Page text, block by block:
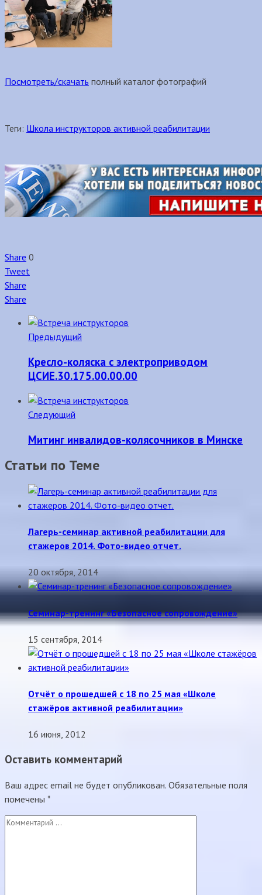
Посмотреть/скачать полный каталог фотографий
Теги: Школа инструкторов активной реабилитации
Share 0
Tweet
Share
Share
Предыдущий
Кресло-коляска с электроприводом
ЦСИЕ.30.175.00.00.00
Следующий
Митинг инвалидов-колясочников в Минске
Статьи по Теме
Лагерь-семинар активной реабилитации для
стажеров 2014. Фото-видео отчет.
20 октября, 2014
Семинар-тренинг «Безопасное сопровождение»
15 сентября, 2014
Отчёт о прошедшей с 18 по 25 мая «Школе
стажёров активной реабилитации»
16 июня, 2012
Оставить комментарий
Ваш адрес email не будет опубликован. Обязательные поля
помечены *